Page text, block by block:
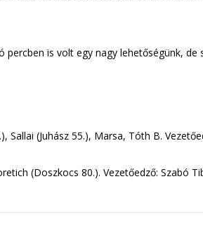
is volt egy nagy lehetőségünk, de
Sallai (Juhász 55.), Marsa, Tóth B.
(Doszkocs 80.). Vezetőedző: Szabó